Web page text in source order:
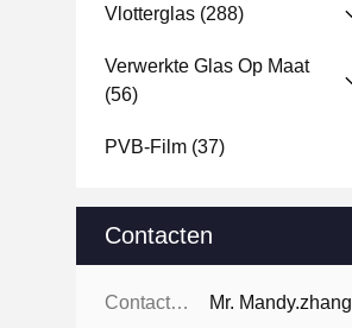
Vlotterglas (288)
Verwerkte Glas Op Maat
(56)
PVB-Film (37)
Contacten
Contacten: Mr. Mandy.zhang